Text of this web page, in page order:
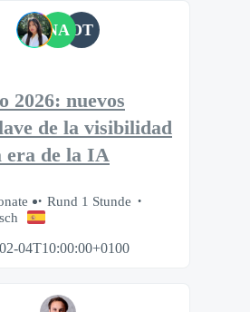
NA OT
2026: nuevos
de la visibilidad
era de la IA
Rund 1 Stunde
04T10:00:00+0100